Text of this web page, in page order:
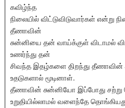
கவிழ்ந்த
நிலையில் விட்டுவிடுவார்கள் என்று
தீணாவின்
சுன்னியை தன் வாய்க்குள் விடாமல்
உணர்ந்து தன்
சிவந்த இதழ்களை திறந்து
உதடுகளால் மூடினாள்.
தீணாவின் சுன்னியோ இப்போது சற்று
உறுதியில்லாமல் வளைந்தே